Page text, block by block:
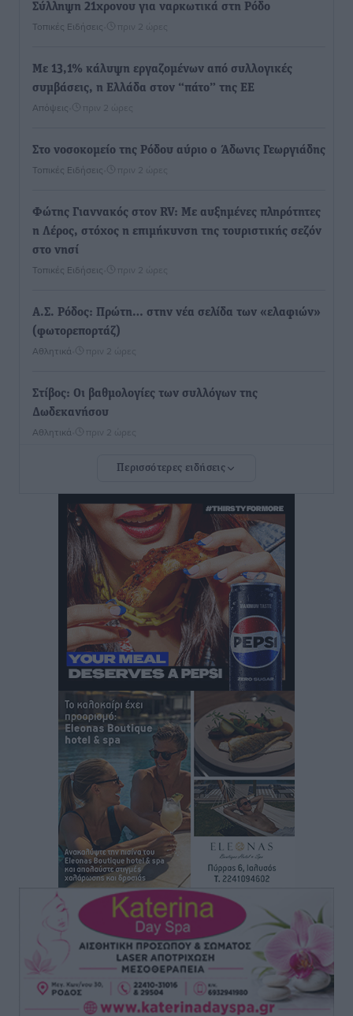
Σύλληψη 21χρονου για ναρκωτικά στη Ρόδο
Τοπικές Ειδήσεις πριν 2 ώρες
Με 13,1% κάλυψη εργαζομένων από συλλογικές
συμβάσεις, η Ελλάδα στον “πάτο” της ΕΕ
Απόψεις πριν 2 ώρες
Στο νοσοκομείο της Ρόδου αύριο ο Άδωνις Γεωργιάδης
Τοπικές Ειδήσεις πριν 2 ώρες
Φώτης Γιαννακός στον RV: Με αυξημένες πληρότητες
η Λέρος, στόχος η επιμήκυνση της τουριστικής σεζόν
στο νησί
Τοπικές Ειδήσεις πριν 2 ώρες
Α.Σ. Ρόδος: Πρώτη… στην νέα σελίδα των «ελαφιών»
(φωτορεπορτάζ)
Αθλητικά πριν 2 ώρες
Στίβος: Οι βαθμολογίες των συλλόγων της
Δωδεκανήσου
Αθλητικά πριν 2 ώρες
Νέες ταυτότητες: Ποιοι πρέπει να τις αλλάξουν άμεσα
και ποιοι όχι
Ειδήσεις• πριν 2 ώρες
Στον Ιπποκράτη η Μαρία Βλάχου
Αθλητικά • πριν 2 ώρες
Οικονομική ενίσχυση για συντήρηση στο κλειστό της
Αθλητικά• πριν 2 ώρες
Στάθης Αντωνάς: Ένα βήμα πριν από επαγγελματικό
συμβόλαιο πυγμαχίας με MTGP και BXGP για Ευρώπη
και Αυστραλία
πριν 2 ώρες
ΚΑΕ Κολοσσός: Τα… ευρωπαϊκά εισιτήρια διαρκείας
Αθλητικά πριν 3 ώρες
Ιπποκράτης: Ανανέωσε η Νίκη Καρτσαμάρη
Αθλητικά• πριν 3 ώρες
Η Μανίσα πήρε Buie και Davis
Αθλητικά πριν 3 ώρες
Γ.Σ. Ηπιόνη: «Προπονητική ομάδα με εμπειρία,
επιστημονική γνώση και σύγχρονες μεθόδους»
Περισσότερες ειδήσεις